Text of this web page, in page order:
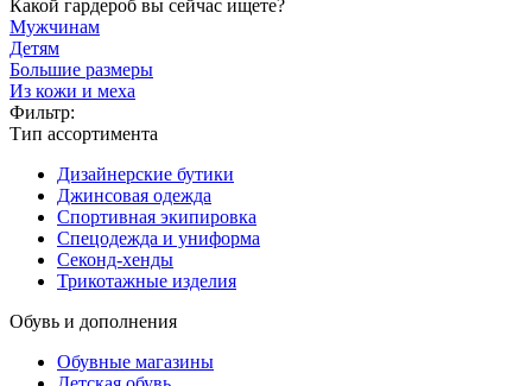
Какой гардероб вы сейчас ищете?
Мужчинам
Детям
Большие размеры
Из кожи и меха
Фильтр:
Тип ассортимента
Дизайнерские бутики
Джинсовая одежда
Спортивная экипировка
Спецодежда и униформа
Секонд-хенды
Трикотажные изделия
Обувь и дополнения
Обувные магазины